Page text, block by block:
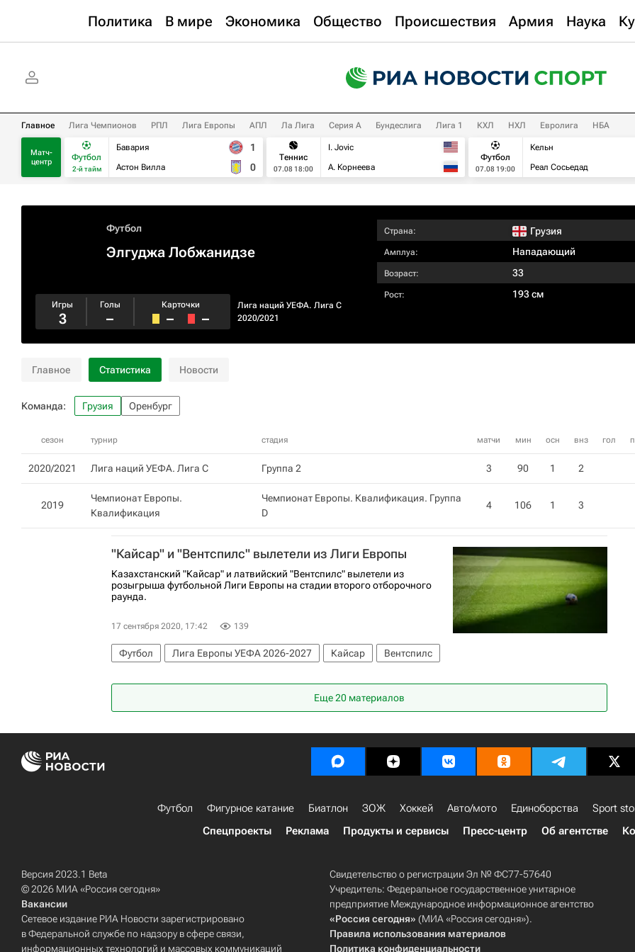
Политика В мире Экономика Общество Происшествия Армия Наука
Главное Лига Чемпионов РПЛ Лига Европы АПЛ Ла Лига Серия А Бундеслига Лига 1 КХЛ НХЛ Евролига НБА
Матч-
центр
Футбол
2-й тайм
Бавария
Астон Вилла
1
0
Теннис
07.08 18:00
I. Jovic
А. Корнеева
Футбол
07.08 19:00
Кельн
Реал Сосьедад
Футбол
Элгуджа Лобжанидзе
Лига наций УЕФА. Лига C
2020/2021
Игры
3
Голы
–
Карточки
– –
Страна: Грузия
Амплуа: Нападающий
Возраст: 33
Рост: 193 см
Главное Статистика Новости
Команда: Грузия Оренбург
сезон турнир стадия матчи мин осн внз гол
2020/2021 Лига наций УЕФА. Лига C Группа 2 3 90 1 2
2019
Чемпионат Европы.
Квалификация​
Чемпионат Европы. Квалификация. Группа
D
4 106 1 3
"Кайсар" и "Вентспилс" вылетели из Лиги Европы
Казахстанский "Кайсар" и латвийский "Вентспилс" вылетели из
розыгрыша футбольной Лиги Европы на стадии второго отборочного
раунда.
17 сентября 2020, 17:42 139
Футбол Лига Европы УЕФА 2026-2027 Кайсар Вентспилс
Еще 20 материалов
Футбол Фигурное катание Биатлон ЗОЖ Хоккей Авто/мото Единоборства Sport
Спецпроекты
Реклама Продукты и сервисы Пресс-центр Об агентстве
Версия 2023.1 Beta
© 2026 МИА «Россия сегодня»
Вакансии
Сетевое издание РИА Новости зарегистрировано
в Федеральной службе по надзору в сфере связи,
информационных технологий и массовых коммуникаций
Свидетельство о регистрации Эл № ФС77-57640
Учредитель: Федеральное государственное унитарное
предприятие Международное информационное агентство
«Россия сегодня» (МИА «Россия сегодня»).
Правила использования материалов
Политика конфиденциальности